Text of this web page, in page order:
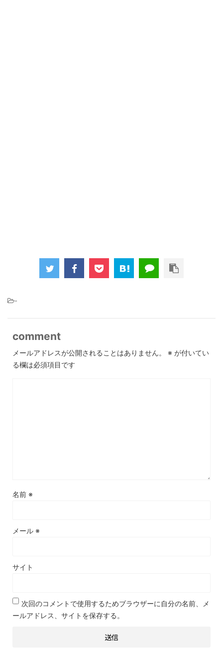
-
comment
メールアドレスが公開されることはありません。 ※ が付いてい
る欄は必須項目です
名前 ※
メール ※
サイト
次回のコメントで使用するためブラウザーに自分の名前、メ
ールアドレス、サイトを保存する。